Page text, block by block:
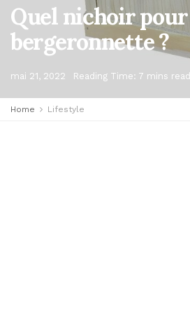
Quel nichoir pour
bergeronnette ?
mai 21, 2022 Reading Time: 7 mins read
Home Lifestyle